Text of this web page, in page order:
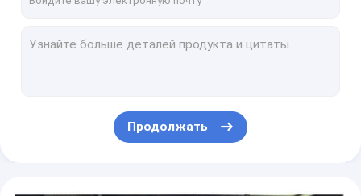
Токарный станок вставки диаманта разделяя инструменты для CNC режа TKF050-S16R
CDQ точить диамант наклонило карбид вставок токарного станка калибруя вставку TKF16R300-S16R
Инструмент расставания вставки карбида коррозионной устойчивости Tdc3 для машины CNC металлического листа
Продолжать